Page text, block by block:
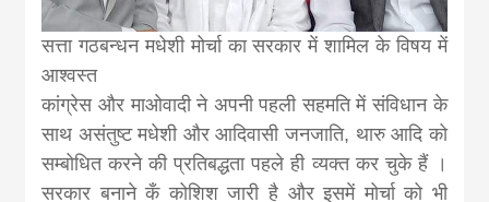
सत्ता गठबन्धन मधेशी मोर्चा का सरकार में शामिल के विषय में
आश्वस्त
कांग्रेस और माओवादी ने अपनी पहली सहमति में संविधान के
साथ असंतुष्ट मधेशी और आदिवासी जनजाति, थारु आदि को
सम्बोधित करने की प्रतिबद्धता पहले ही व्यक्त कर चुके हैं ।
सरकार बनाने कँ कोशिश जारी है और इसमें मोर्चा को भी